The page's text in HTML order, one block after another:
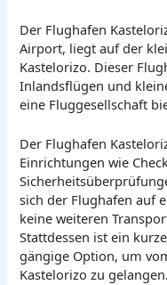
Der Flughafen
Airport, liegt auf der
Kastelorizo. Dieser
Inlandsflügen und
eine Fluggesellschaft
Der Flughafen
Einrichtungen wie
sich der Flughafen auf
keine weiteren
Stattdessen ist ein
gängige Option, um
Kastelorizo zu gelangen.